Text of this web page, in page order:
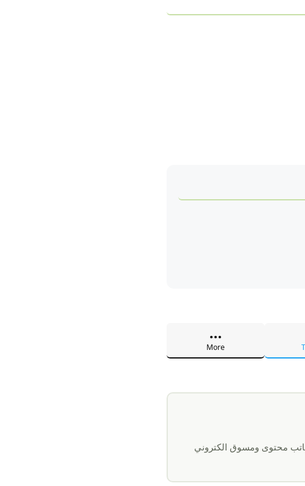
More
محتوى ومسوق الكتروني